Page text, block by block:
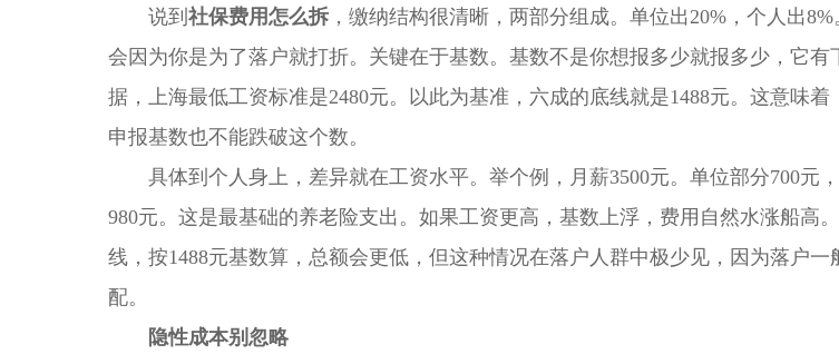
说到 社保费用怎么拆 ，缴纳结构很清晰，两部分组成。单位出20%，个人出
会因为你是为了落户就打折。关键在于基数。基数不是你想报多少就报多少，它有
据，上海最低工资标准是2480元。以此为基准，六成的底线就是1488元。这意味着
申报基数也不能跌破这个数。
具体到个人身上，差异就在工资水平。举个例，月薪3500元。单位部分700元
980元。这是最基础的养老险支出。如果工资更高，基数上浮，费用自然水涨船高
线，按1488元基数算，总额会更低，但这种情况在落户人群中极少见，因为落户一
配。
隐性成本别忽略